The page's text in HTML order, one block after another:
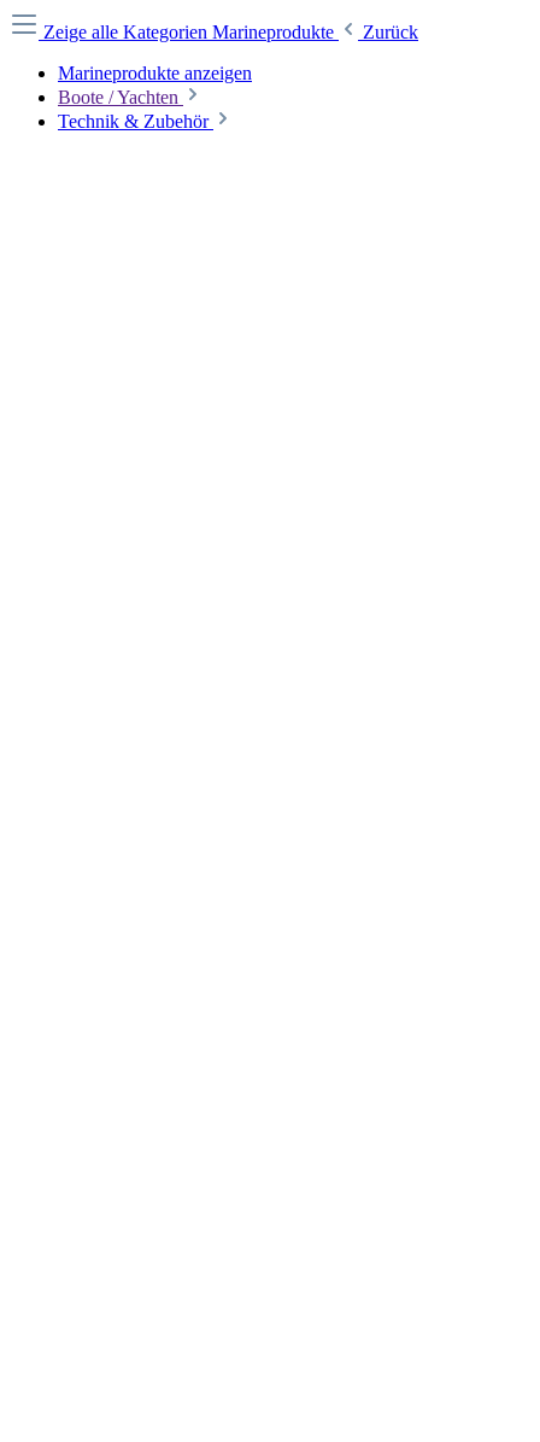
Zeige alle Kategorien Marineprodukte
Zurück
Marineprodukte anzeigen
Boote / Yachten
Technik & Zubehör